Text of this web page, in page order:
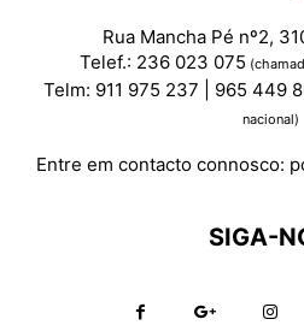
Rua Mancha Pé nº2,
Telef.: 236 023 075
Telm: 911 975 237 | 965 449
nacional)
Entre em contacto connosco:
SIGA-